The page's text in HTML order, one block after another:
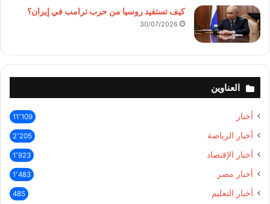
كيف تستفيد روسيا من حرب ترامب في إيران؟
30/07/2026
العناوين
أخبار 11٬109
أخبار الرياضة 2٬205
أخبار الإقتصاد 1٬923
أخبار مصر 1٬483
أخبار التعليم 485